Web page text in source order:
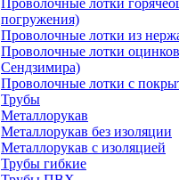
Проволочные лотки
погружения)
Проволочные лотки из
Проволочные лотки
Сендзимира)
Проволочные лотки с
Трубы
Металлорукав
Металлорукав без изоляции
Металлорукав с изоляцией
Трубы гибкие